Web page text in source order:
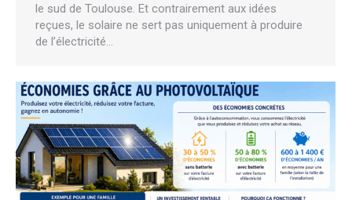
le sud de Toulouse. Et contrairement aux idées
reçues, le solaire ne sert pas uniquement à produire
de l’électricité…